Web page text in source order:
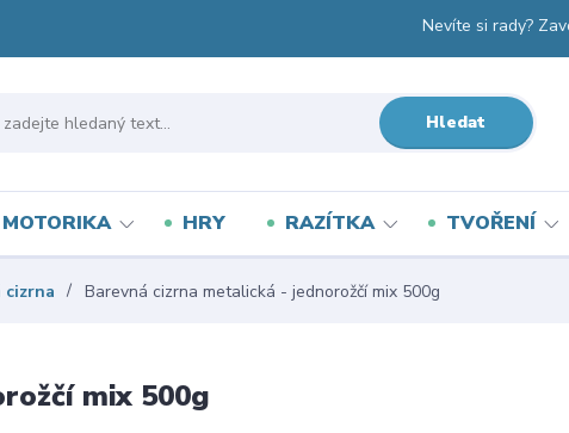
Hledat
Nevíte si rady?
HRY RAZÍTKA TVOŘENÍ
cizrna Barevná cizrna metalická - jednorožčí mix 500g
mix 500g